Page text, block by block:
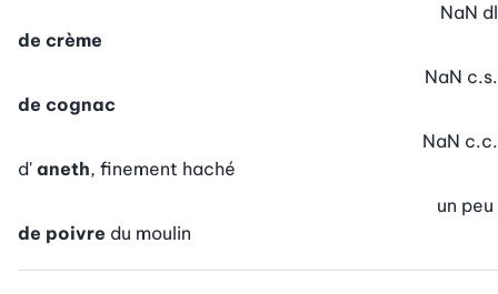
de crème
NaN dl
de cognac
NaN c.s.
d' aneth, finement haché
NaN c.c.
de poivre du moulin
un peu